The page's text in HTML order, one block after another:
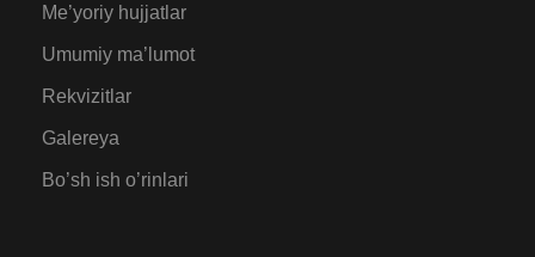
Me’yoriy hujjatlar
Umumiy ma’lumot
Rekvizitlar
Galereya
Bo’sh ish o’rinlari